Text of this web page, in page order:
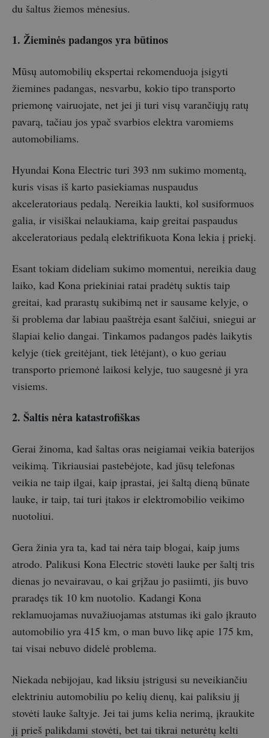
du šaltus žiemos mėnesius.
1. Žieminės padangos yra būtinos
Mūsų automobilių ekspertai rekomenduoja įsigyti
žiemines padangas, nesvarbu, kokio tipo transporto
priemonę vairuojate, net jei ji turi visų varančiųjų ratų
pavarą, tačiau jos ypač svarbios elektra varomiems
automobiliams.
Hyundai Kona Electric turi 393 nm sukimo momentą,
kuris visas iš karto pasiekiamas nuspaudus
akceleratoriaus pedalą. Nereikia laukti, kol susiformuos
galia, ir visiškai nelaukiama, kaip greitai paspaudus
akceleratoriaus pedalą elektrifikuota Kona lekia į priekį.
Esant tokiam dideliam sukimo momentui, nereikia daug
laiko, kad Kona priekiniai ratai pradėtų suktis taip
greitai, kad prarastų sukibimą net ir sausame kelyje, o
ši problema dar labiau paaštrėja esant šalčiui, sniegui ar
šlapiai kelio dangai. Tinkamos padangos padės laikytis
kelyje (tiek greitėjant, tiek lėtėjant), o kuo geriau
transporto priemonė laikosi kelyje, tuo saugesnė ji yra
visiems.
2. Šaltis nėra katastrofiškas
Gerai žinoma, kad šaltas oras neigiamai veikia baterijos
veikimą. Tikriausiai pastebėjote, kad jūsų telefonas
veikia ne taip ilgai, kaip įprastai, jei šaltą dieną būnate
lauke, ir taip, tai turi įtakos ir elektromobilio veikimo
nuotoliui.
Gera žinia yra ta, kad tai nėra taip blogai, kaip jums
atrodo. Palikusi Kona Electric stovėti lauke per šaltį tris
dienas jo nevairavau, o kai grįžau jo pasiimti, jis buvo
praradęs tik 10 km nuotolio. Kadangi Kona
reklamuojamas nuvažiuojamas atstumas iki galo įkrauto
automobilio yra 415 km, o man buvo likę apie 175 km,
tai visai nebuvo didelė problema.
Niekada nebijojau, kad liksiu įstrigusi su neveikiančiu
elektriniu automobiliu po kelių dienų, kai paliksiu jį
stovėti lauke šaltyje. Jei tai jums kelia nerimą, įkraukite
jį prieš palikdami stovėti, bet tai tikrai neturėtų kelti